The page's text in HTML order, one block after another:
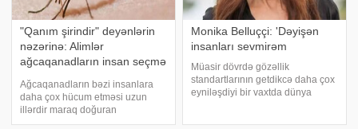
"Qanım şirindir" deyənlərin
nəzərinə: Alimlər
ağcaqanadların insan seçmə
Ağcaqanadların bəzi insanlara
daha çox hücum etməsi uzun
illərdir maraq doğuran
mövzulardan biridir. Aparılan elmi
Monika Belluççi: 'Dəyişən
insanları sevmirəm
Müasir dövrdə gözəllik
standartlarının getdikcə daha çox
eyniləşdiyi bir vaxtda dünya